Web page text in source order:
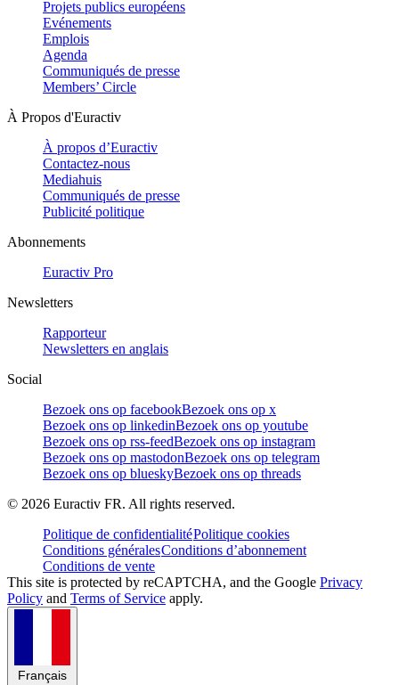
Projets publics européens
Evénements
Emplois
Agenda
Communiqués de presse
Members’ Circle
À Propos d'Euractiv
À propos d’Euractiv
Contactez-nous
Mediahuis
Communiqués de presse
Publicité politique
Abonnements
Euractiv Pro
Newsletters
Rapporteur
Newsletters en anglais
Social
Bezoek ons op facebookBezoek ons op x
Bezoek ons op linkedinBezoek ons op youtube
Bezoek ons op rss-feedBezoek ons op instagram
Bezoek ons op mastodonBezoek ons op telegram
Bezoek ons op blueskyBezoek ons op threads
© 2026 Euractiv FR. All rights reserved.
Politique de confidentialitéPolitique cookies
Conditions généralesConditions d’abonnement
Conditions de vente
This site is protected by reCAPTCHA, and the Google Privacy
Policy and Terms of Service apply.
Français